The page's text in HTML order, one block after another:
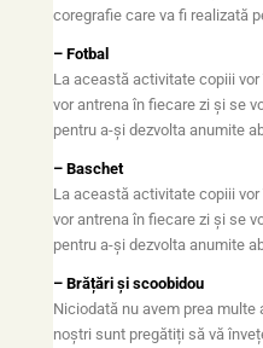
coregrafie care va fi realizată
– Fotbal
La această activitate copiii
vor antrena în fiecare zi și se
pentru a-și dezvolta anumite
– Baschet
La această activitate copiii
vor antrena în fiecare zi și se
pentru a-și dezvolta anumite
– Brățări și scoobidou
Niciodată nu avem prea
noștri sunt pregătiți să vă